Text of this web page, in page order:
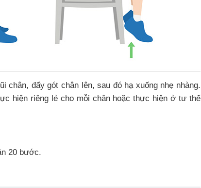
chân, đẩy gót chân lên, sau đó hạ xuống nhẹ nhàng.
hiện riêng lẻ cho mỗi chân hoặc thực hiện ở tư thế
20 bước.